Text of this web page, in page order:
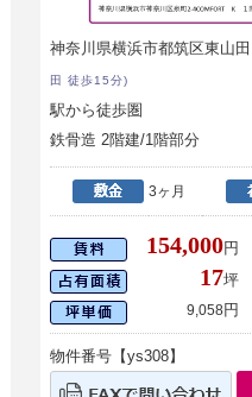
神奈川県横浜市都筑区東山
田 徒歩15分)
駅から徒歩圏
鉄骨造 2階建/1階部分
3ヶ月
154,000円
17坪
9,058円
物件番号【ys308】